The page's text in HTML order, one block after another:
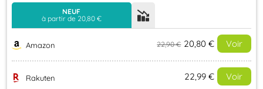
NEUF
à partir de 20,80 €
Amazon 22,90 € 20,80 € Voir
Rakuten 22,99 € Voir